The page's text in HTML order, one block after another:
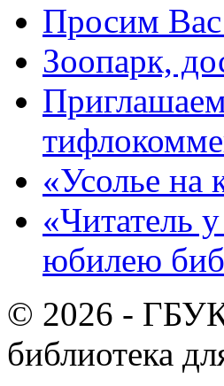
Просим Вас
Зоопарк,
«Усолье на
«Читатель
юбилею
© 2026 - ГБУК
библиотека